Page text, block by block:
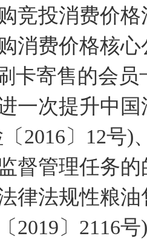
竞投消费价
消费价格核
卡寄售的会
一次提升中
2016〕12号
督管理任务
律法规性粮
2019〕2116